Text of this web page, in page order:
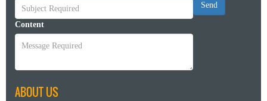
Content
Send
ABOUT US